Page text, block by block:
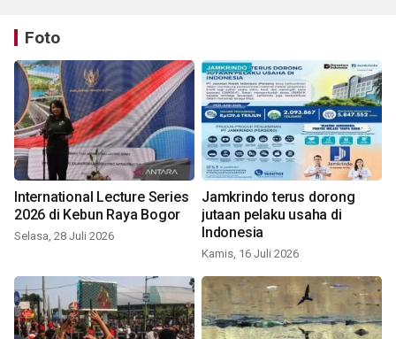
Foto
International Lecture Series
2026 di Kebun Raya Bogor
Selasa, 28 Juli 2026
Jamkrindo terus dorong
jutaan pelaku usaha di
Indonesia
Kamis, 16 Juli 2026